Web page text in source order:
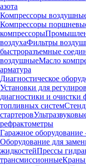
азота
Компрессоры
Компрессоры
компрессоры
воздухаФильтры
быстроразъемные
воздушныеМасло
арматура
Диагностическое
Установки для
диагностики и очистки
топливных систем
стартеров
рефрактометры
Гаражное
Оборудование для
жидкостейПрессы
трансмиссионныеКраны